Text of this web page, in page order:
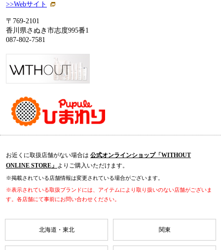
>>Webサイト
〒769-2101
香川県さぬき市志度995番1
087-802-7581
お近くに取扱店舗がない場合は 公式オンラインショップ「WITHOUT
ONLINE STORE」 よりご購入いただけます。
※掲載されている店舗情報は変更されている場合がございます。
※表示されている取扱ブランドには、アイテムにより取り扱いのない店舗がございま
す。各店舗にて事前にお問い合わせください。
北海道・東北 関東